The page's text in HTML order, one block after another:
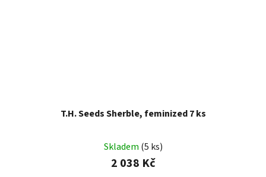
T.H. Seeds Sherble, feminized 7 ks
Skladem (5 ks)
2 038 Kč